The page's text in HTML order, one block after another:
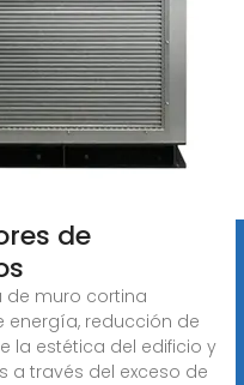
de
de muro cortina
reducción de
la estética del edificio y
a través del exceso de